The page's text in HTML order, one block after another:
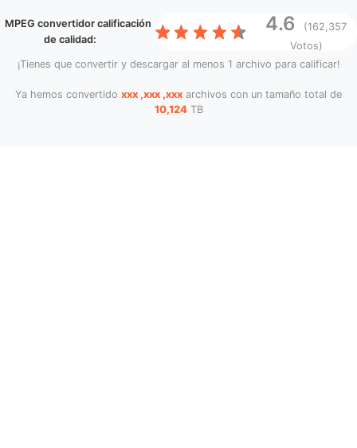
MPEG convertidor calificación
de calidad:
4.6
(162,357
Votos)
¡Tienes que convertir y descargar al menos 1 archivo para calificar!
Ya hemos convertido xxx ,xxx ,xxx archivos con un tamaño total de
10,124TB